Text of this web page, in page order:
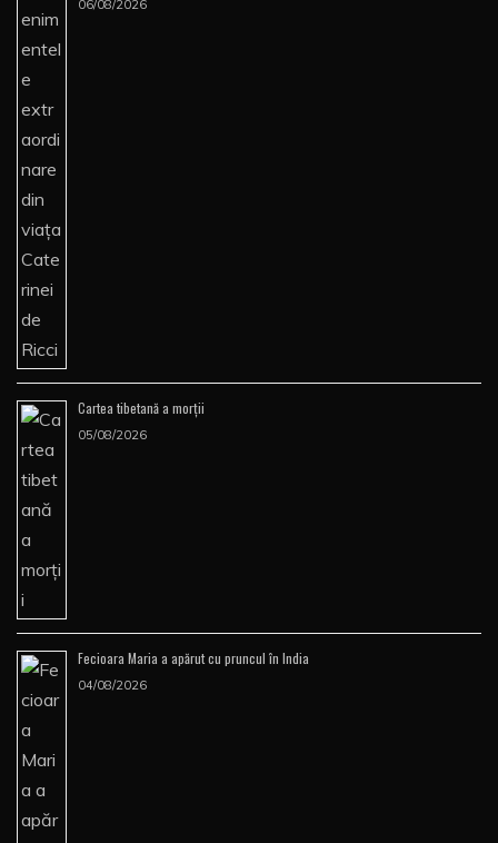
06/08/2026
Cartea tibetană a morţii
05/08/2026
Fecioara Maria a apărut cu pruncul în India
04/08/2026